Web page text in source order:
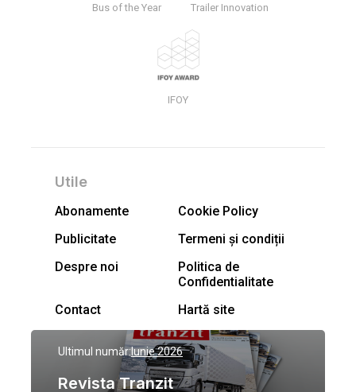
Bus of the Year Trailer Innovation
IFOY
Utile
Abonamente
Cookie Policy
Publicitate
Termeni și condiții
Despre noi
Politica de
Confidentialitate
Contact
Hartă site
Ultimul număr:Iunie 2026
Revista Tranzit